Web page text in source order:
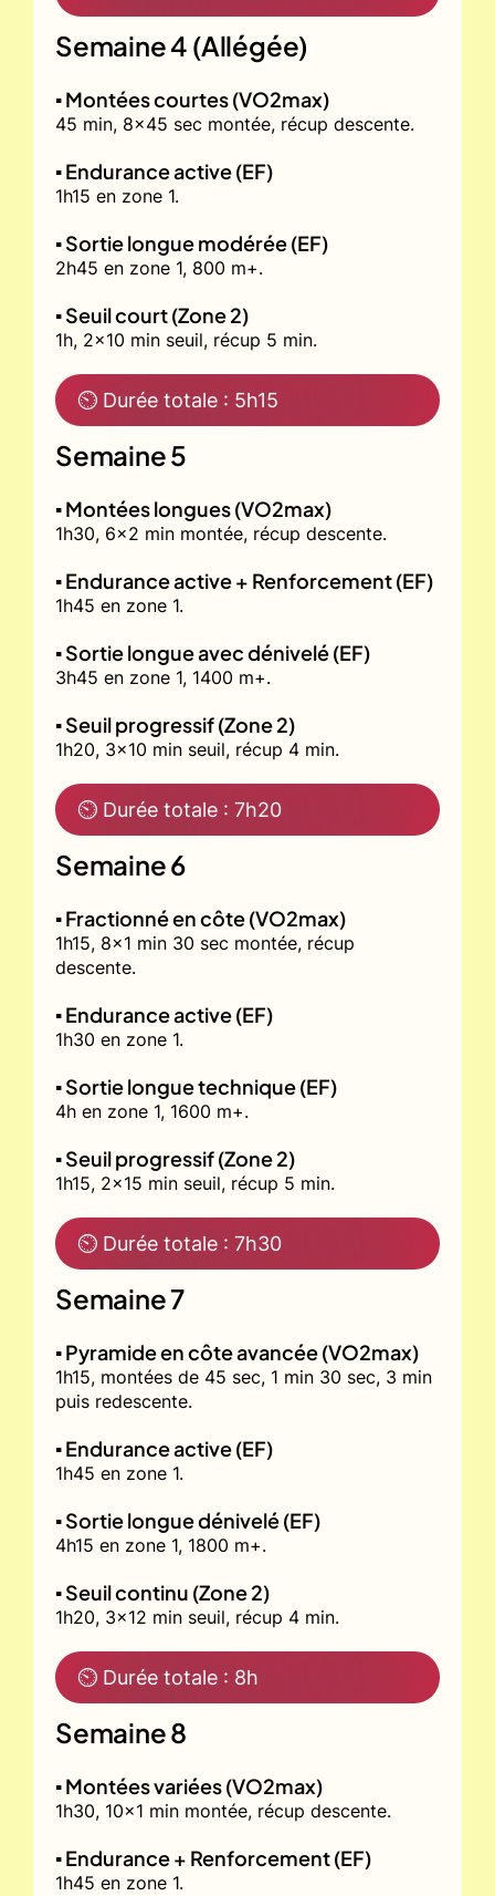
Semaine 4 (Allégée)
▪️ Montées courtes (VO2max)
45 min, 8x45 sec montée, récup descente.
▪️ Endurance active (EF)
1h15 en zone 1.
▪️ Sortie longue modérée (EF)
2h45 en zone 1, 800 m+.
▪️ Seuil court (Zone 2)
1h, 2x10 min seuil, récup 5 min.
⏲ Durée totale : 5h15
Semaine 5
▪️ Montées longues (VO2max)
1h30, 6x2 min montée, récup descente.
▪️ Endurance active + Renforcement (EF)
1h45 en zone 1.
▪️ Sortie longue avec dénivelé (EF)
3h45 en zone 1, 1400 m+.
▪️ Seuil progressif (Zone 2)
1h20, 3x10 min seuil, récup 4 min.
⏲ Durée totale : 7h20
Semaine 6
▪️ Fractionné en côte (VO2max)
1h15, 8x1 min 30 sec montée, récup
descente.
▪️ Endurance active (EF)
1h30 en zone 1.
▪️ Sortie longue technique (EF)
4h en zone 1, 1600 m+.
▪️ Seuil progressif (Zone 2)
1h15, 2x15 min seuil, récup 5 min.
⏲ Durée totale : 7h30
Semaine 7
▪️ Pyramide en côte avancée (VO2max)
1h15, montées de 45 sec, 1 min 30 sec, 3 min
puis redescente.
▪️ Endurance active (EF)
1h45 en zone 1.
▪️ Sortie longue dénivelé (EF)
4h15 en zone 1, 1800 m+.
▪️ Seuil continu (Zone 2)
1h20, 3x12 min seuil, récup 4 min.
⏲ Durée totale : 8h
Semaine 8
▪️ Montées variées (VO2max)
1h30, 10x1 min montée, récup descente.
▪️ Endurance + Renforcement (EF)
1h45 en zone 1.